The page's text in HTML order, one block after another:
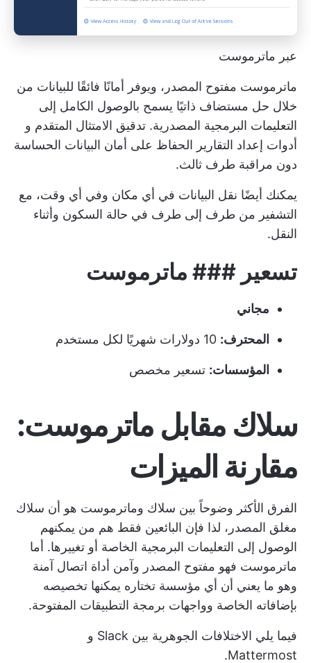
عبر ماترموست
ماترموست مفتوح المصدر، ويوفر أمانًا فائقًا للبيانات من
خلال حل مستضاف ذاتيًا يسمح بالوصول الكامل إلى
التعليمات البرمجية المصدرية. تدقيق الامتثال المتقدم و
أدوات إعداد التقارير الحفاظ على أمان البيانات الحساسة
دون مراقبة طرف ثالث.
يمكنك أيضًا نقل البيانات في أي مكان وفي أي وقت، مع
التشفير من طرف إلى طرف في حالة السكون وأثناء
النقل.
تسعير ### ماترموست
مجاني
المحترف:
المؤسسات: تسعير مخصص
سلاك مقابل ماترموست:
مقارنة الميزات
الفرق الأكثر وضوحاً بين سلاك وماترموست هو أن سلاك
مغلق المصدر، لذا فإن البائعين فقط هم من يمكنهم
الوصول إلى التعليمات البرمجية الخاصة أو تغييرها. أما
ماترموست فهو مفتوح المصدر وآمن أداة اتصال آمنة
وهو ما يعني أن أي مؤسسة تختاره يمكنها تخصيصه
بإضافاته الخاصة وواجهات برمجة التطبيقات المفتوحة.
فيما يلي الاختلافات الجوهرية بين Slack و
Mattermost.